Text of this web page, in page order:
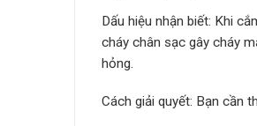
Dấu hiệu nhận biết: Khi
cháy chân sạc gây cháy
hỏng.
Cách giải quyết: Bạn cần